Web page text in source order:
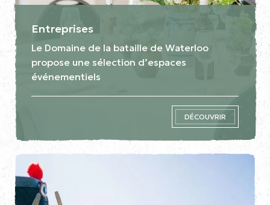
Entreprises
Le Domaine de la bataille de Waterloo
propose une sélection d’espaces
événementiels
DÉCOUVRIR